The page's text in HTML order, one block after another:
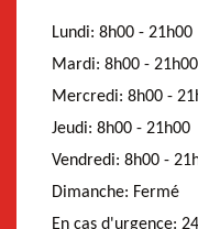
Lundi: 8h00 - 21h00
Mardi: 8h00 - 21h00
Mercredi: 8h00 -
Jeudi: 8h00 - 21h00
Vendredi: 8h00 -
Dimanche: Fermé
En cas d'urgence: